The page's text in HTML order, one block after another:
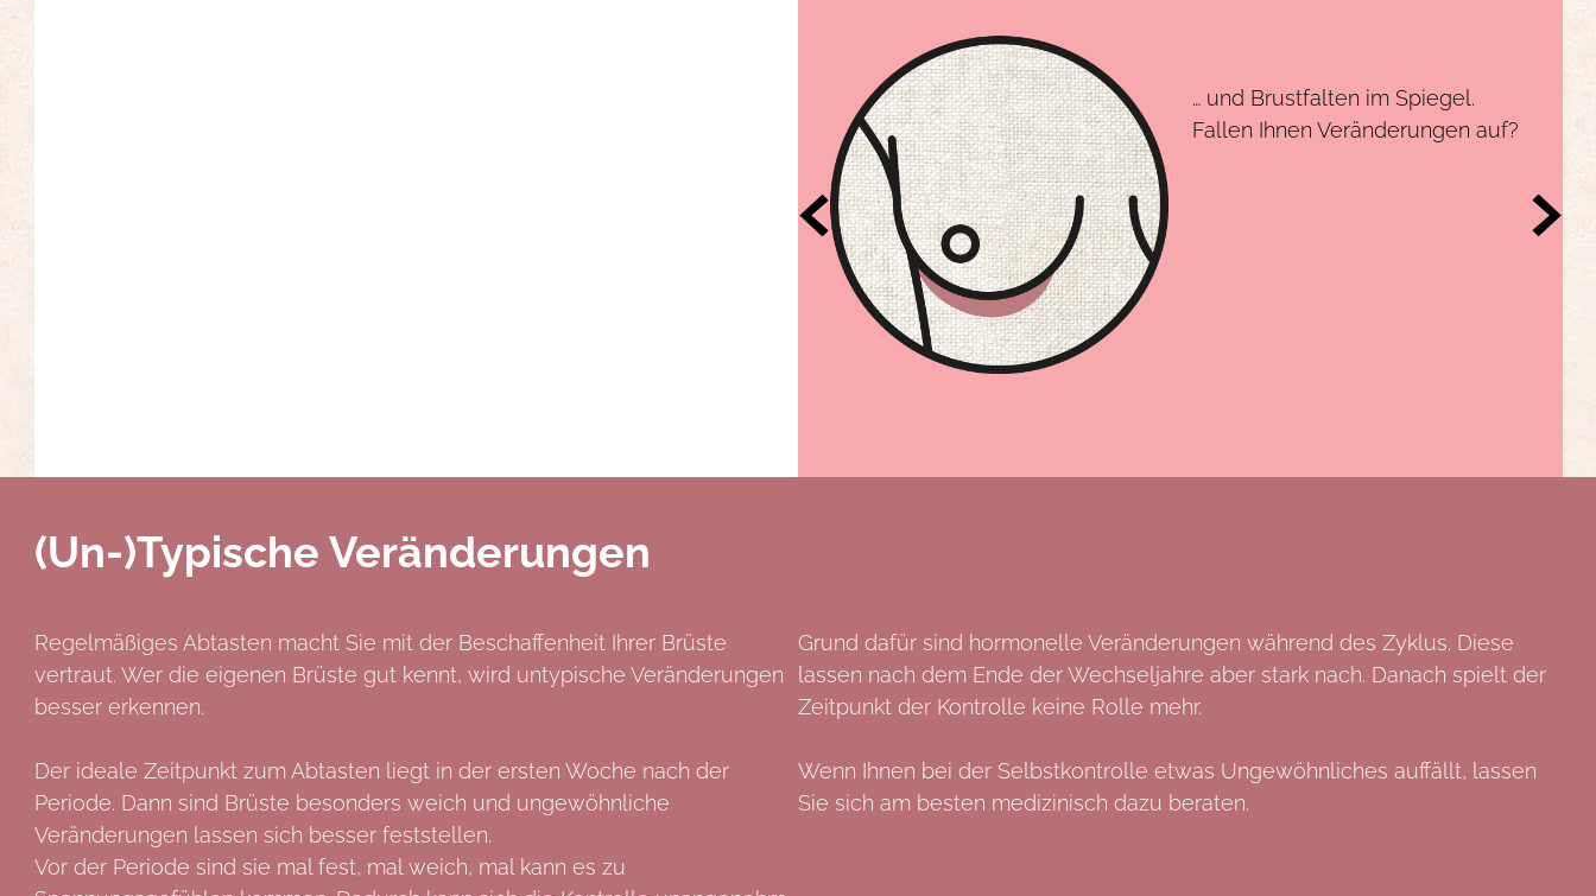
… und Brustfalten im Spiegel.
Fallen Ihnen Veränderungen auf?
(Un-)Typische Veränderungen
Regelmäßiges Abtasten macht Sie mit der Beschaffenheit Ihrer Brüste
vertraut. Wer die eigenen Brüste gut kennt, wird untypische Veränderungen
besser erkennen.
Der ideale Zeitpunkt zum Abtasten liegt in der ersten Woche nach der
Periode. Dann sind Brüste besonders weich und ungewöhnliche
Veränderungen lassen sich besser feststellen.
Vor der Periode sind sie mal fest, mal weich, mal kann es zu
Grund dafür sind hormonelle Veränderungen während des Zyklus. Diese
lassen nach dem Ende der Wechseljahre aber stark nach. Danach spielt der
Zeitpunkt der Kontrolle keine Rolle mehr.
Wenn Ihnen bei der Selbstkontrolle etwas Ungewöhnliches auffällt, lassen
Sie sich am besten medizinisch dazu beraten.